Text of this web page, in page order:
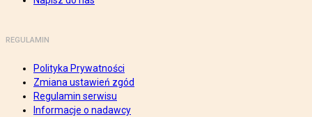
REGULAMIN
Polityka Prywatności
Zmiana ustawień zgód
Regulamin serwisu
Informacje o nadawcy